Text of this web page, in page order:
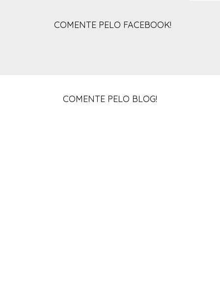
COMENTE PELO FACEBOOK!
COMENTE PELO BLOG!